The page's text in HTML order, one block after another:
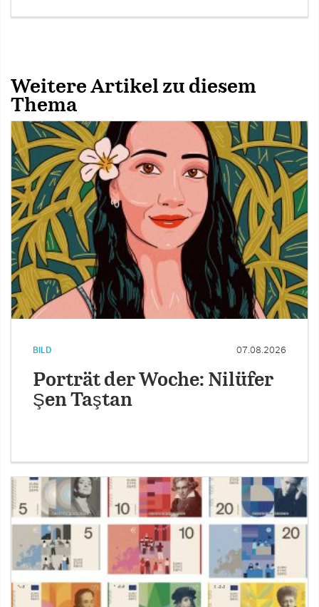
Weitere Artikel zu diesem
Thema
BILD 07.08.2026
Porträt der Woche: Nilüfer
Şen Taştan